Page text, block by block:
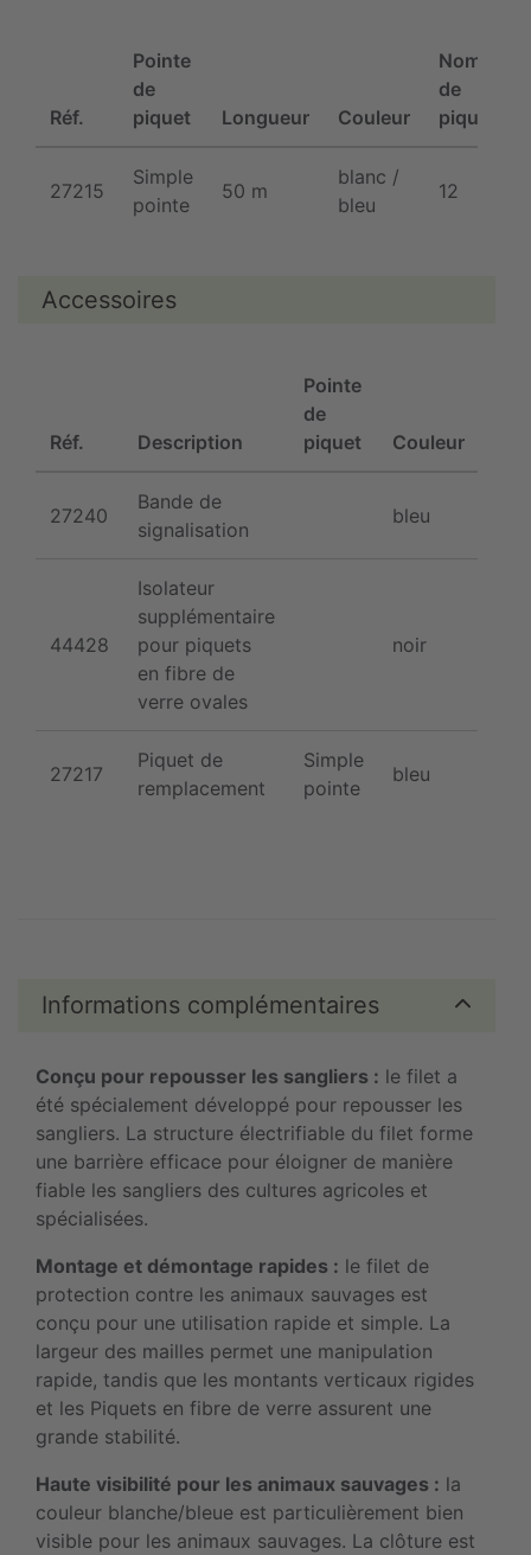
Réf.
Pointe
de
piquet
Longueur Couleur
Nombre
de
piquets
27215
Simple
pointe
50 m
blanc /
bleu
12
Accessoires
Réf. Description
Pointe
de
piquet
Couleur
27240
Bande de
signalisation
bleu
44428
Isolateur
supplémentaire
pour piquets
en fibre de
verre ovales
noir
27217
Piquet de
remplacement
Simple
pointe
bleu
Informations complémentaires
Conçu pour repousser les sangliers : le filet a
été spécialement développé pour repousser les
sangliers. La structure électrifiable du filet forme
une barrière efficace pour éloigner de manière
fiable les sangliers des cultures agricoles et
spécialisées.
Montage et démontage rapides : le filet de
protection contre les animaux sauvages est
conçu pour une utilisation rapide et simple. La
largeur des mailles permet une manipulation
rapide, tandis que les montants verticaux rigides
et les Piquets en fibre de verre assurent une
grande stabilité.
Haute visibilité pour les animaux sauvages : la
couleur blanche/bleue est particulièrement bien
visible pour les animaux sauvages. La clôture est